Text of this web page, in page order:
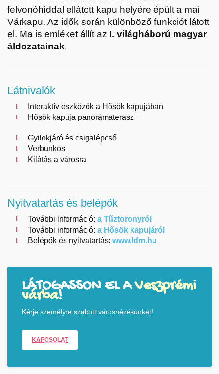
felvonóhíddal ellátott kapu helyére épült a mai
Várkapu. Az idők során különböző funkciót látott
el. Ma is emléket állít az I. világháború magyar
áldozatainak.
Látnivalók
Interaktív eszközök a Hősök kapujában
Hősök kapuja panorámaterasz
Gyilokjáró és csigalépcső
Verbunkos
Kilátás a városra
Nyitvatartás és belépők
További információ: a Tűztoronyról
További információ: a Hősök kapujáról
Belépők és nyitvatartás: www.ldm.hu
LÁTOGASSON EL AVeszprémi
várba!
Kérje személyre szabott városnézésünket!
KAPCSOLAT